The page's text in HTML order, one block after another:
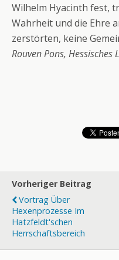
Wilhelm Hyacinth fest,
Wahrheit und die Ehre
zerstörten, keine
Rouven Pons,
Vorheriger Beitrag
Vortrag Über
Hexenprozesse Im
Hatzfeldt'schen
Herrschaftsbereich